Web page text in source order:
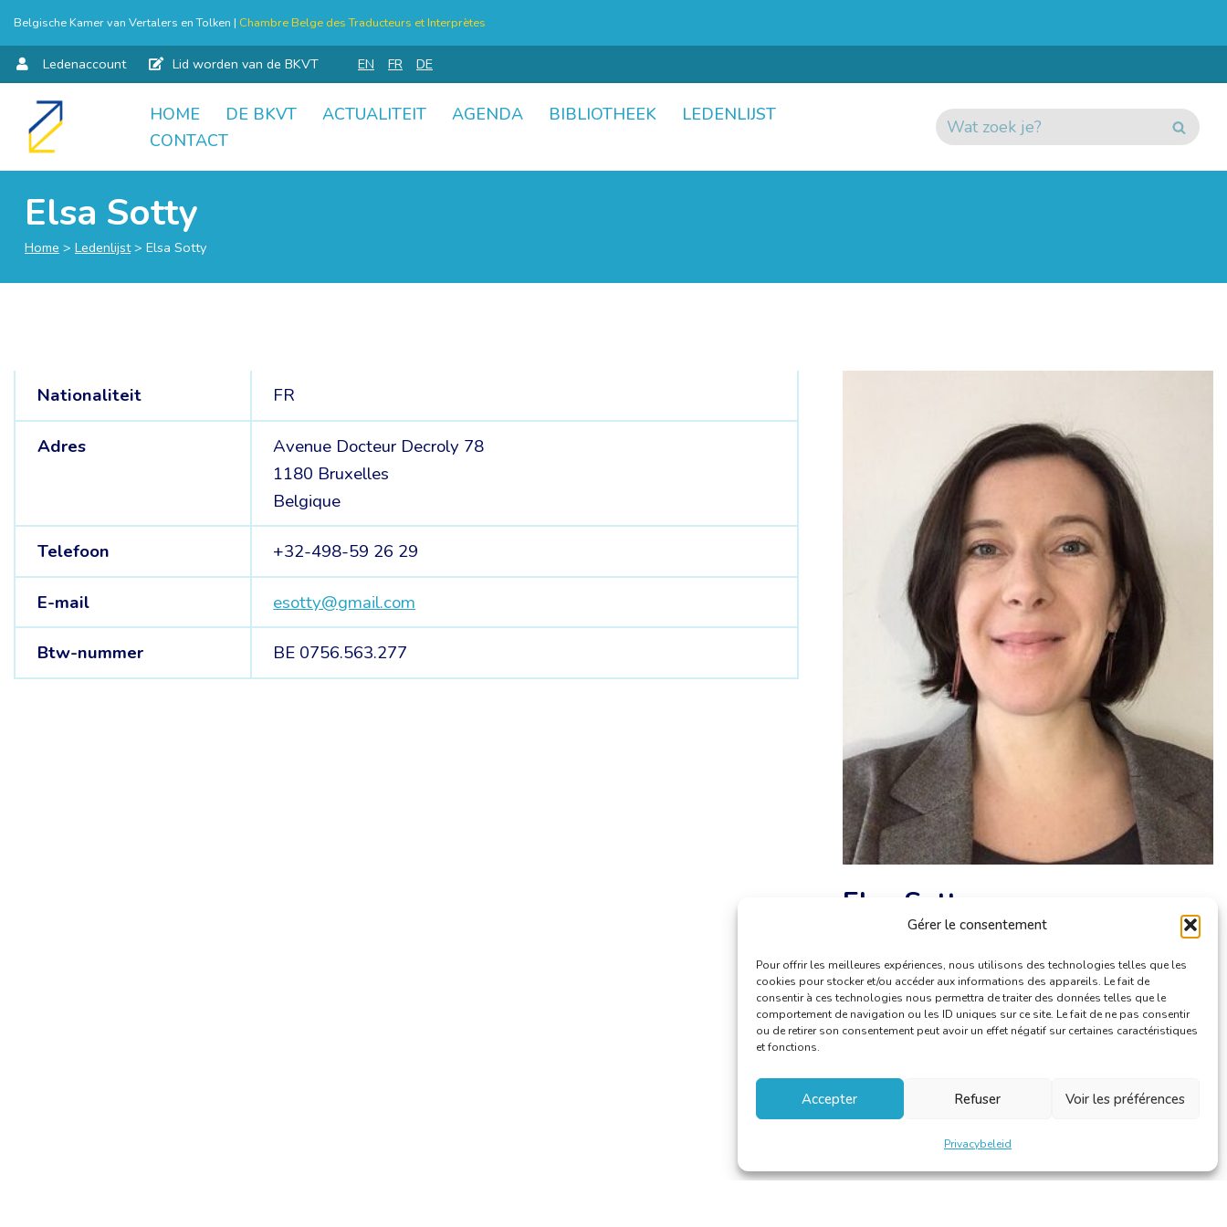
Gérer le consentement
Pour offrir les meilleures expériences, nous utilisons des technologies telles que les
cookies pour stocker et/ou accéder aux informations des appareils. Le fait de
consentir à ces technologies nous permettra de traiter des données telles que le
comportement de navigation ou les ID uniques sur ce site. Le fait de ne pas consentir
ou de retirer son consentement peut avoir un effet négatif sur certaines caractéristiques
et fonctions.
Accepter Refuser Voir les préférences
Privacybeleid
Belgische Kamer van Vertalers en Tolken | Chambre Belge des Traducteurs et Interprètes
Ledenaccount Lid worden van de BKVT EN FR DE
Skip
HOME DE BKVT ACTUALITEIT AGENDA BIBLIOTHEEK
LEDENLIJST
CONTACT
Elsa Sotty
Home > Ledenlijst> Elsa Sotty
Nationaliteit FR
Adres
Avenue Docteur Decroly 78
1180 Bruxelles
Belgique
Telefoon +32-498-59 26 29
E-mail esotty@gmail.com
Btw-nummer BE 0756.563.277
Elsa Sotty